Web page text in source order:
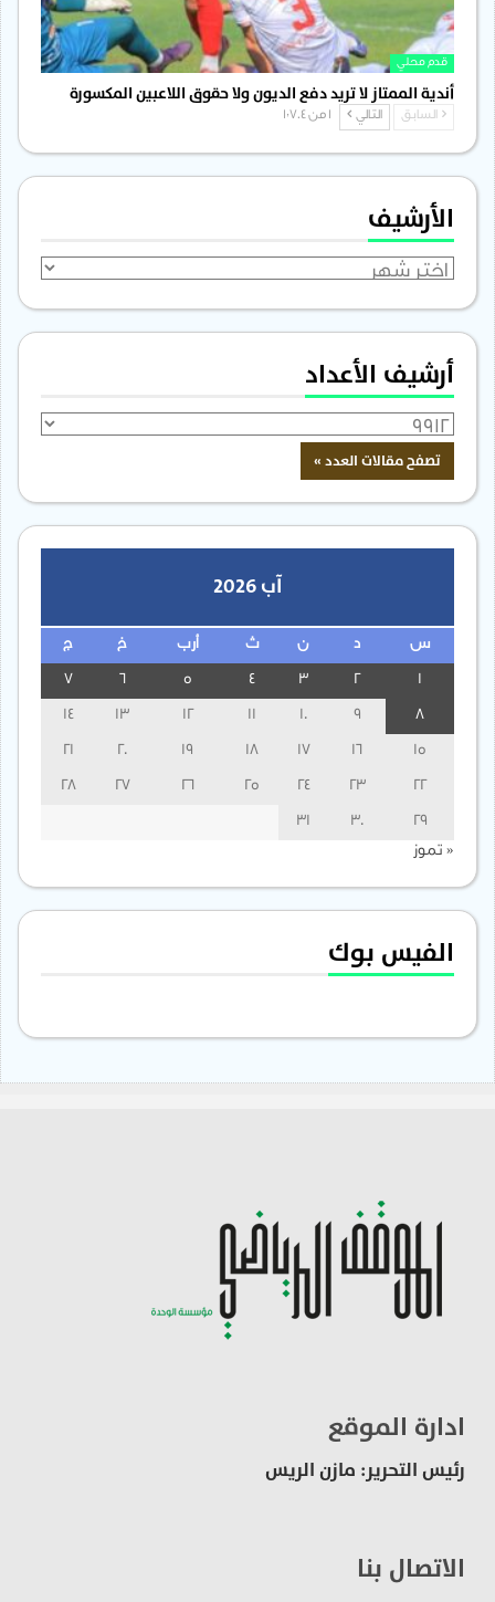
قدم محلي
أندية الممتاز لا تريد دفع الديون ولا حقوق اللاعبين المكسورة
السابق التالي
الأرشيف
الأرشيف
أرشيف الأعداد
آب 2026
س ن ث أرب خ ج
3
13
14
15
16
17
18
19
20
21
22
23
24
25
26
27
28
29
30
31
« تموز
الفيس بوك
ادارة الموقع
رئيس التحرير: مازن الريس
الاتصال بنا